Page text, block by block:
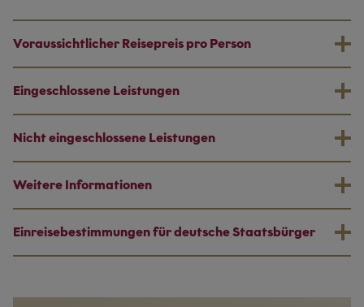
Voraussichtlicher Reisepreis pro Person
Eingeschlossene Leistungen
Nicht eingeschlossene Leistungen
Weitere Informationen
Einreisebestimmungen für deutsche Staatsbürger